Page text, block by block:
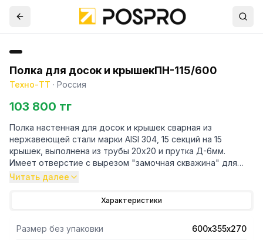
Полка для досок и крышекПН-115/600
Техно-ТТ · Россия
103 800 тг
Полка настенная для досок и крышек сварная из
нержавеющей стали марки AISI 304, 15 секций на 15
крышек, выполнена из трубы 20х20 и прутка Д-6мм.
Имеет отверстие с вырезом "замочная скважина" для
крепления к стене. Торцы труб закрыты заглушками.
Читать далее
Характеристики
Размер без упаковки 600х355х270